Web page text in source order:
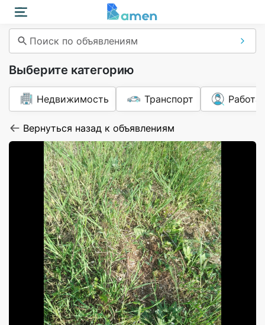
Поиск по объявлениям
Выберите категорию
Недвижимость Транспорт Работа
Вернуться назад к объявлениям